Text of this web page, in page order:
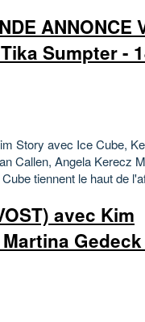
ANNONCE
Sumpter -
Story avec Ice Cube,
Callen, Angela Kerecz
tiennent le haut de
avec Kim
Gedeck